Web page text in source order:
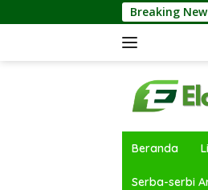
ke
Breaking
Tanah Kavling dan Tanah Biasa,
Beranda
Serba-serbi